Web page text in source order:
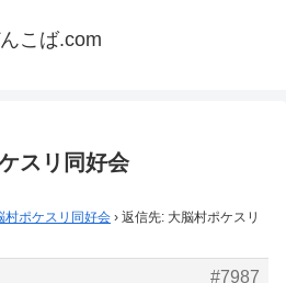
こば.com
スリ同好会
村ポケスリ同好会 › 返信先: 大脳村ポケスリ
#7987